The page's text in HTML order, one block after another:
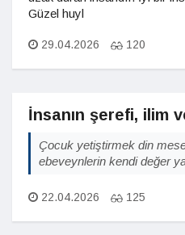
Güzel huyl
29.04.2026 120
İnsanın şerefi, ilim
Çocuk yetiştirmek din
ebeveynlerin kendi değer
22.04.2026 125